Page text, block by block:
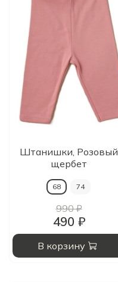
Штанишки, Розовый
щербет
68 74
990 ₽
490 ₽
В корзину